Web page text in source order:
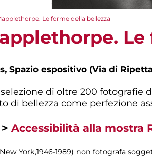
Le forme della bellezza
Spazio espositivo (Via di
di oltre 200 fotografie
di bellezza come perfezione
Accessibilità alla mostra
York,1946-1989) non fotografa